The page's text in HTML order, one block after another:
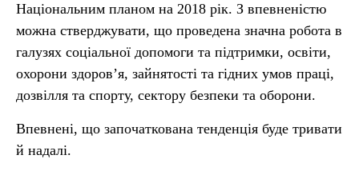
Національним планом на 2018 рік. З впевненістю
можна стверджувати, що проведена значна робота в
галузях соціальної допомоги та підтримки, освіти,
охорони здоров’я, зайнятості та гідних умов праці,
дозвілля та спорту, сектору безпеки та оборони.
Впевнені, що започаткована тенденція буде тривати
й надалі.